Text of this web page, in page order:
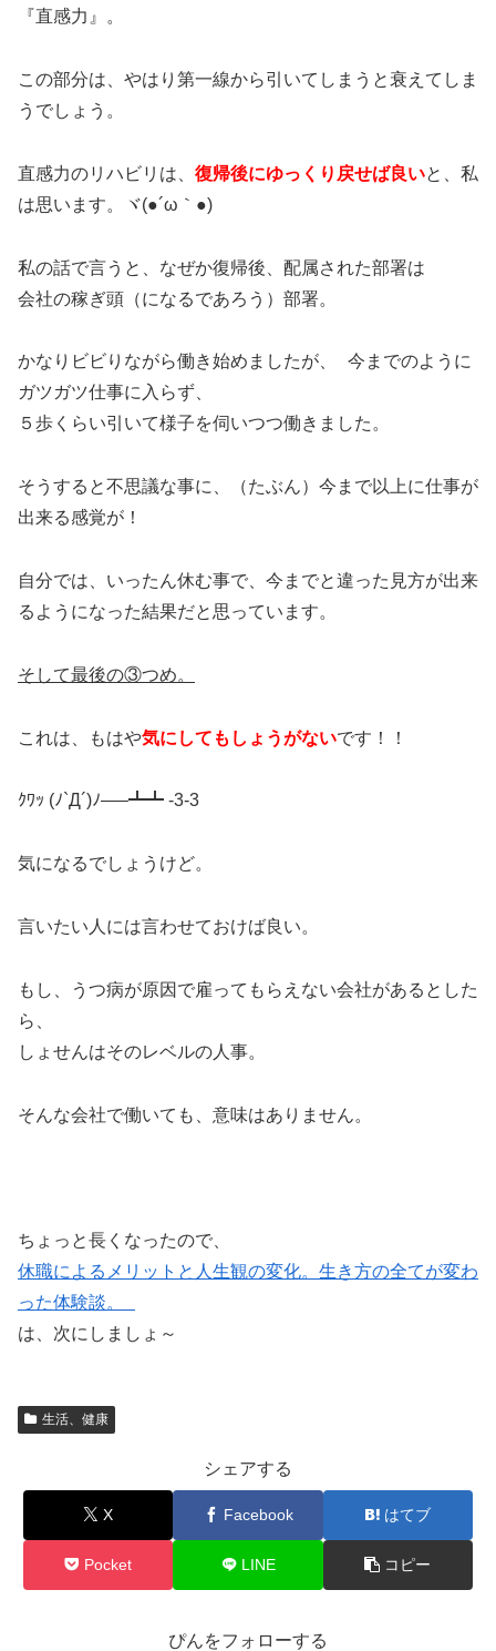
『直感力』。
この部分は、やはり第一線から引いてしまうと衰えてしま
うでしょう。
直感力のリハビリは、 復帰後にゆっくり戻せば良いと、私
は思います。ヾ(●´ω｀●)
私の話で言うと、なぜか復帰後、配属された部署は
会社の稼ぎ頭（になるであろう）部署。
かなりビビりながら働き始めましたが、 今までのように
ガツガツ仕事に入らず、
５歩くらい引いて様子を伺いつつ働きました。
そうすると不思議な事に、（たぶん）今まで以上に仕事が
出来る感覚が！
自分では、いったん休む事で、今までと違った見方が出来
るようになった結果だと思っています。
そして最後の③つめ。
これは、もはや気にしてもしょうがないです！！
ｸﾜｯ (ﾉ`Д´)ﾉ―–┻┻ -3-3
気になるでしょうけど。
言いたい人には言わせておけば良い。
もし、うつ病が原因で雇ってもらえない会社があるとした
ら、
しょせんはそのレベルの人事。
そんな会社で働いても、意味はありません。
ちょっと長くなったので、
休職によるメリットと人生観の変化。生き方の全てが変わ
った体験談。
は、次にしましょ～
生活、健康
シェアする
X Facebook はてブ
Pocket LINE コピー
ぴんをフォローする